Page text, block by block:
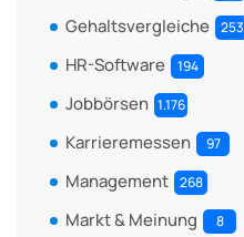
Gehaltsvergleiche 253
HR-Software 194
Jobbörsen 1.176
Karrieremessen 97
Management 268
Markt & Meinung 8